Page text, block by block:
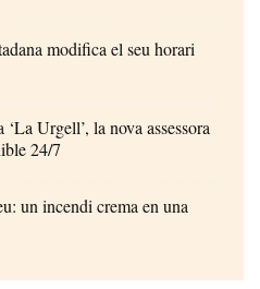
modifica el seu horari
Urgell’, la nova assessora
24/7
un incendi crema en una